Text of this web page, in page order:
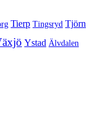
Tierp Tingsryd Tjörn
Ystad Älvdalen